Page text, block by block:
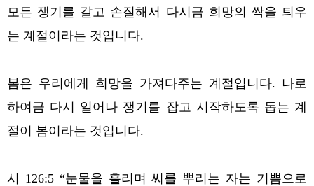
모든 쟁기를 갈고 손질해서 다시금 희망의 싹을 틔우
는 계절이라는 것입니다.
봄은 우리에게 희망을 가져다주는 계절입니다. 나로
하여금 다시 일어나 쟁기를 잡고 시작하도록 돕는 계
절이 봄이라는 것입니다.
시 126:5 “눈물을 흘리며 씨를 뿌리는 자는 기쁨으로